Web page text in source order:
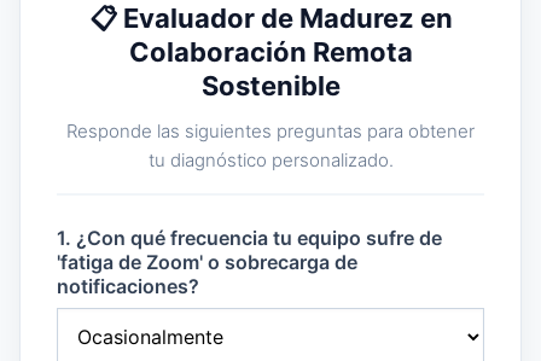
📋 Evaluador de Madurez en
Colaboración Remota
Sostenible
Responde las siguientes preguntas para obtener
tu diagnóstico personalizado.
1. ¿Con qué frecuencia tu equipo sufre de
'fatiga de Zoom' o sobrecarga de
notificaciones?